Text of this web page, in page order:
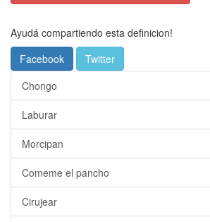
Ayudá compartiendo esta definicion!
Facebook
Twitter
Chongo
Laburar
Morcipan
Comeme el pancho
Cirujear